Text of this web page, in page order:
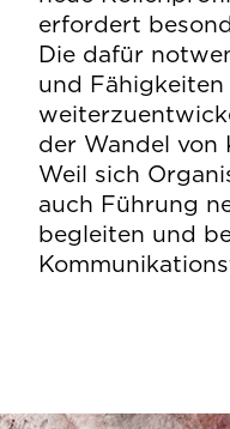
erfordert
Die dafür
und
der Wandel von
Weil sich
auch Führung
begleiten und